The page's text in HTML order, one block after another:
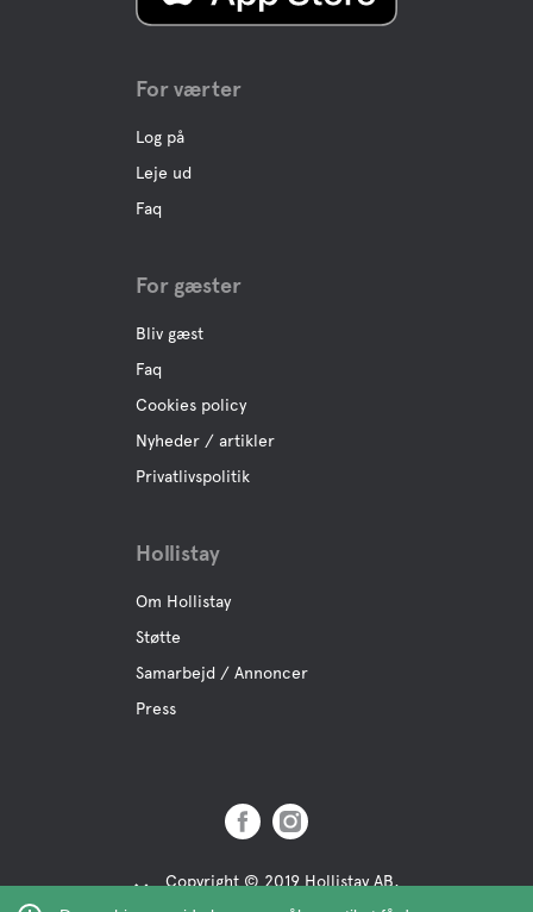
For værter
Log på
Leje ud
Faq
For gæster
Bliv gæst
Faq
Cookies policy
Nyheder / artikler
Privatlivspolitik
Hollistay
Om Hollistay
Støtte
Samarbejd / Annoncer
Press
Copyright © 2019 Hollistay AB,
Org.Nr: 559121-9463